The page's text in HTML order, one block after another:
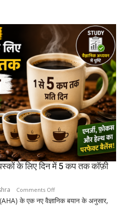
कंपाउंड
खोजा
है
जो
बढ़ने
के
साथ
मांसपेशियों
की
मरम्मत
को
बेहतर
है
के लिए दिन में 5 कप तक कॉफ़ी
Comments Offon
स्टडी
(AHA) के एक नए वैज्ञानिक बयान के अनुसार,